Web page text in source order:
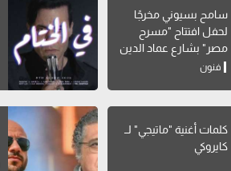
سامح بسيوني مخرجًا
لحفل افتتاح "مسرح
مصر" بشارع عماد الدين
فنون
كلمات أغنية "ماتيجي" لــ
كايروكي